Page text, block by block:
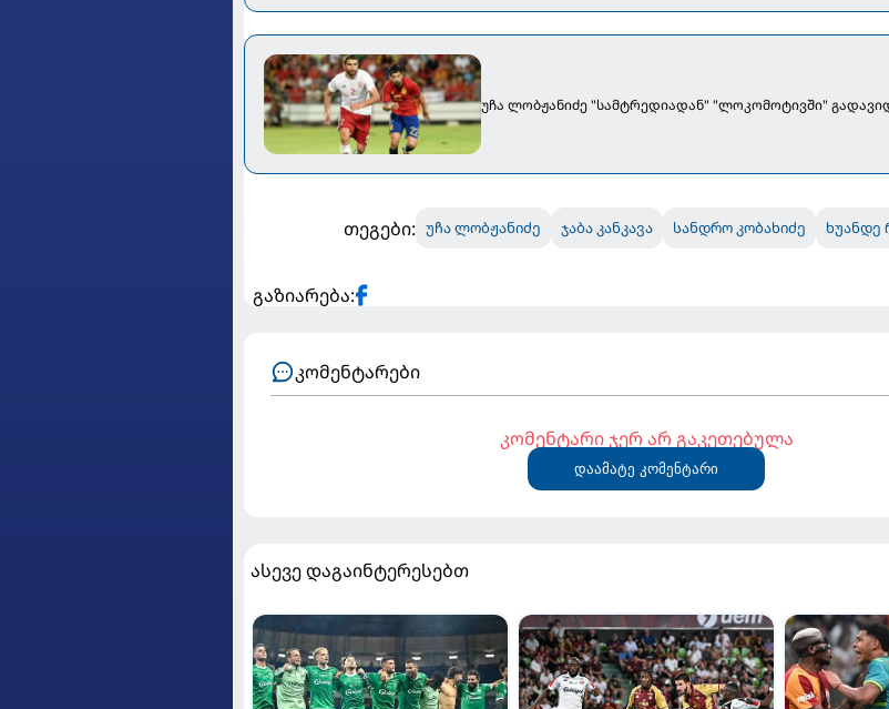
უჩა ლობჟანიძე "სამტრედიადან" "ლოკომოტივში"
თეგები: უჩა ლობჟანიძე ჯაბა კანკავა სანდრო კობახიძე ხუანდე
გაზიარება:
კომენტარები
კომენტარი ჯერ არ გაკეთებულა
დაამატე კომენტარი
ასევე დაგაინტერესებთ